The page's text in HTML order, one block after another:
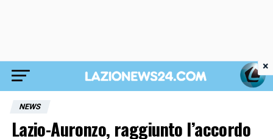
NEWS
Lazio-Auronzo, raggiunto l’accordo
×